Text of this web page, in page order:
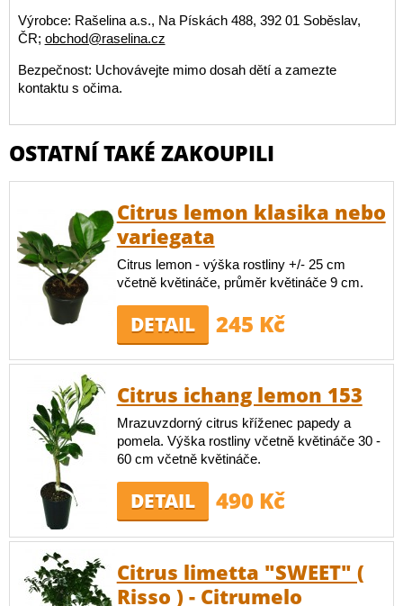
Výrobce: Rašelina a.s., Na Pískách 488, 392 01 Soběslav,
ČR; obchod@raselina.cz
Bezpečnost: Uchovávejte mimo dosah dětí a zamezte
kontaktu s očima.
OSTATNÍ TAKÉ ZAKOUPILI
Citrus lemon klasika nebo
variegata
Citrus lemon - výška rostliny +/- 25 cm
včetně květináče, průměr květináče 9 cm.
DETAIL 245 Kč
Citrus ichang lemon 153
Mrazuvzdorný citrus kříženec papedy a
pomela. Výška rostliny včetně květináče 30 -
60 cm včetně květináče.
DETAIL 490 Kč
Citrus limetta "SWEET" (
Risso ) - Citrumelo